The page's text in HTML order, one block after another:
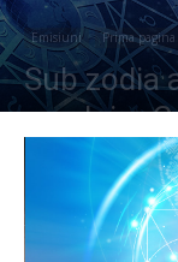
Emisiuni Prima pagina
Sub zodia
cerului –